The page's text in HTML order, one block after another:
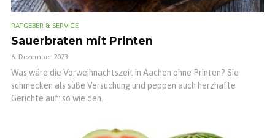
RATGEBER & SERVICE
Sauerbraten mit Printen
6. Dezember 2023
Was wäre die Vorweihnachtszeit in Aachen ohne Printen? Sie
schmecken als süße Versuchung und peppen auch herzhafte
Gerichte auf: so wie den...